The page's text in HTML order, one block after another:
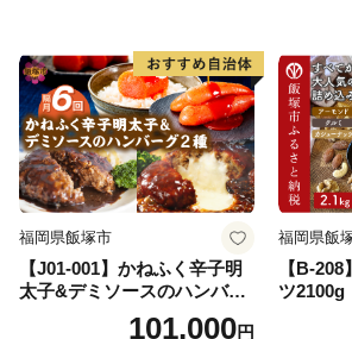
福岡県飯塚市
【J01-001】かねふく辛子明
太子&デミソースのハンバー
グ2種セット【隔月定期便(計
101,000円
福岡県飯
【B-
ツ2100g